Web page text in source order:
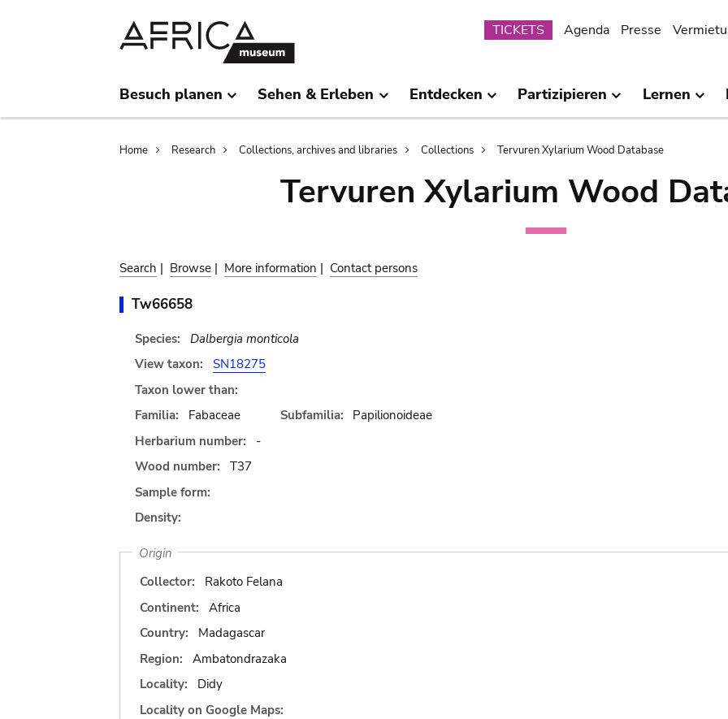
Submenu
TICKETS Agenda Presse
Besuch planen Sehen & Erleben Entdecken Partizipieren Lernen
Breadcrumb
Home Research Collections, archives and libraries Collections Tervuren Xylarium Wood Database
Tervuren Xylarium Wood
Search | Browse | More information | Contact persons
Tw66658
Species:
Dalbergia monticola
View taxon:
SN18275
Taxon lower than:
Familia:
Fabaceae Subfamilia:
Papilionoideae
Herbarium number:
-
Wood number:
T37
Sample form:
Density:
Origin
Collector:
Rakoto Felana
Continent:
Africa
Country:
Madagascar
Region:
Ambatondrazaka
Locality:
Didy
Locality on Google Maps: